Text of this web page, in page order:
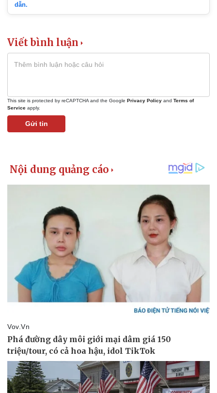
dẫn.
Viết bình luận
This site is protected by reCAPTCHA and the Google Privacy Policy and Terms of
Service apply.
Gửi tin